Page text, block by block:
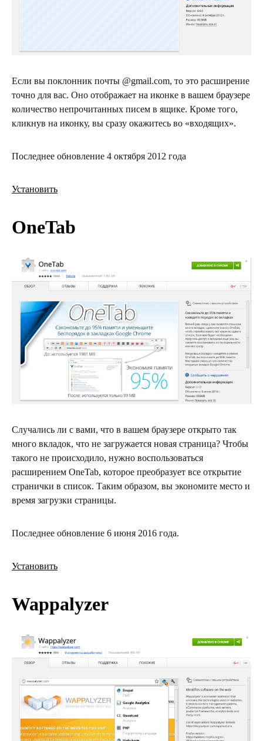
Если вы поклонник почты @gmail.com, то это расширение
точно для вас. Оно отображает на иконке в вашем браузере
количество непрочитанных писем в ящике. Кроме того,
кликнув на иконку, вы сразу окажитесь во «входящих».
Последнее обновление 4 октября 2012 года
Установить
OneTab
Случались ли с вами, что в вашем браузере открыто так
много вкладок, что не загружается новая страница? Чтобы
такого не происходило, нужно воспользоваться
расширением OneTab, которое преобразует все открытие
странички в список. Таким образом, вы экономите место и
время загрузки страницы.
Последнее обновление 6 июня 2016 года.
Установить
Wappalyzer